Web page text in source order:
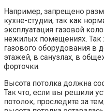
Например, запрещено
кухне-студии, так как
эксплуатация газовой
нежилых помещениях. Так
газового оборудования в
этажей, в санузлах, в
форточки.
Высота потолка должна
Так что, если вы решили
потолок, проследите за